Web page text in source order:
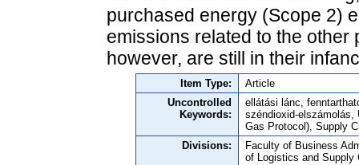
purchased energy (Scope 2)
emissions related to the
however, are still in their
Item Type:
Article
Uncontrolled
Keywords:
ellátási lánc,
széndioxid-elszámolás,
Gas Protocol), Supply
Divisions:
Faculty of Business
of Logistics and Supply